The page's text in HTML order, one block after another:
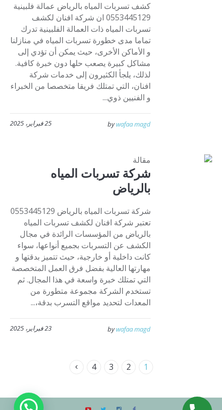
كشف تسربات المياه بالرياض عمالة فلبينية
0553445129 ان شركة افنان لكشف
تسربات المياه ذات العمالة الفلبينية تدرك
تماما مدى خطورة تسربات المياه في منازلنا
و الأماكن الأخرى، حيث يمكن أن تؤدي إلى
مشاكل كبيرة يصعب حلها دون خبرة كافية.
لذلك، يلجأ الكثيرون إلى خدمات شركة
افنان، التي تمتلك فريقا متخصصا من الخبراء
و الفنيين ذوي...
25 فبراير، 2025 bywafaa magd
مقالة
شركة تسربات المياه
بالرياض
شركة تسربات المياه بالرياض 0553445129
تعتبر شركة افنان لكشف تسربات المياه
بالرياض من المؤسسات الرائدة في مجال
الكشف عن التسربات بجميع أنواعها، سواء
كانت داخلية أو خارجية، حيث تتميز بدقتها و
مهارتها العالية بفضل فرق العمل المتخصصة
التي تمتلك خبرة واسعة في هذا المجال. ثم
تستخدم الشركة مجموعة متطورة من
المعدات لتحديد مواقع التسرب بدقة،...
23 فبراير، 2025 bywafaa magd
1
2
3
4